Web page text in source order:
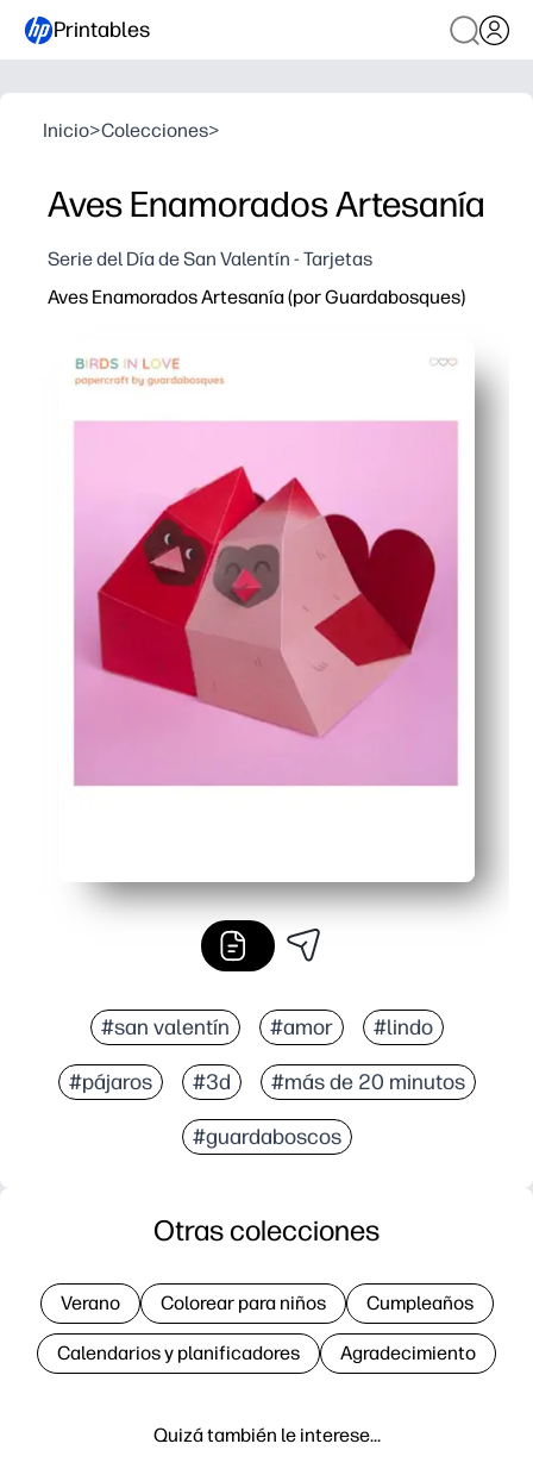
Printables
Inicio>Colecciones>
Aves Enamorados Artesanía
Serie del Día de San Valentín - Tarjetas
Aves Enamorados Artesanía (por Guardabosques)
#san valentín #amor #lindo
#pájaros #3d #más de 20 minutos
#guardaboscos
Quizá también le interese…
Otras colecciones
Verano Colorear para niños Cumpleaños
Calendarios y planificadores Agradecimiento